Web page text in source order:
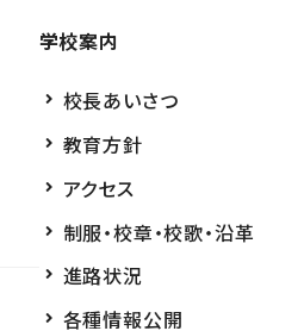
学校案内
校長あいさつ
教育方針
アクセス
制服・校章・校歌・沿革
進路状況
各種情報公開